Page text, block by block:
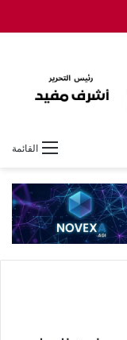
القائمة